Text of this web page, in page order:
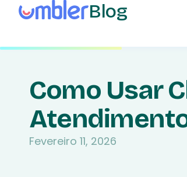
Blog
Como Usar
Fevereiro 11, 2026